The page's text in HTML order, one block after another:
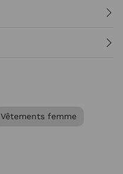
Vêtements femme